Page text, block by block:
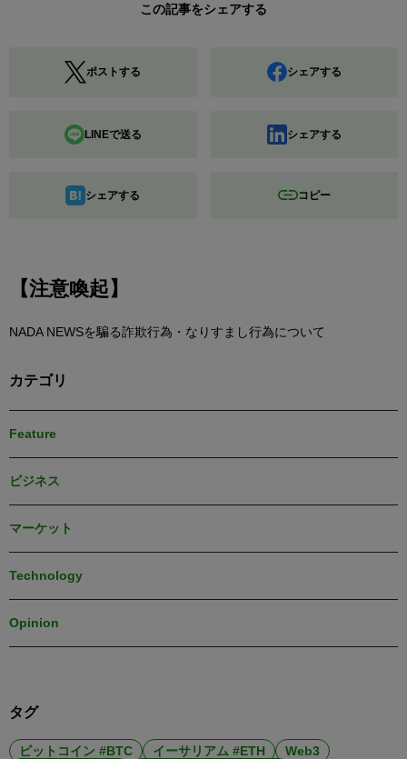
この記事をシェアする
ポストする シェアする
LINEで送る シェアする
シェアする コピー
【注意喚起】
NADA NEWSを騙る詐欺行為・なりすまし行為について
カテゴリ
Feature
ビジネス
マーケット
Technology
Opinion
タグ
ビットコイン #BTC イーサリアム #ETH
Web3